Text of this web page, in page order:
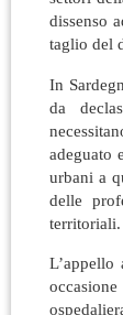
dissenso
taglio del
In
da
adeguato
urbani a
delle
territoriali.